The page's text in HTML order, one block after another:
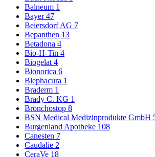
Balneum 1
Bayer47
Beiersdorf AG 7
Bepanthen 13
Betadona 4
Bio-H-Tin 4
Biogelat 4
Bionorica 6
Blephacura 1
Braderm 1
Brady C. KG 1
Bronchostop 8
BSN Medical Medizinprodukte GmbH
Burgenland Apotheke 108
Canesten 7
Caudalie 2
CeraVe 18